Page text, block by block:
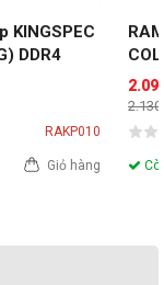
KINGSPEC
DDR4
Storm
RAKP010
Giỏ hàng